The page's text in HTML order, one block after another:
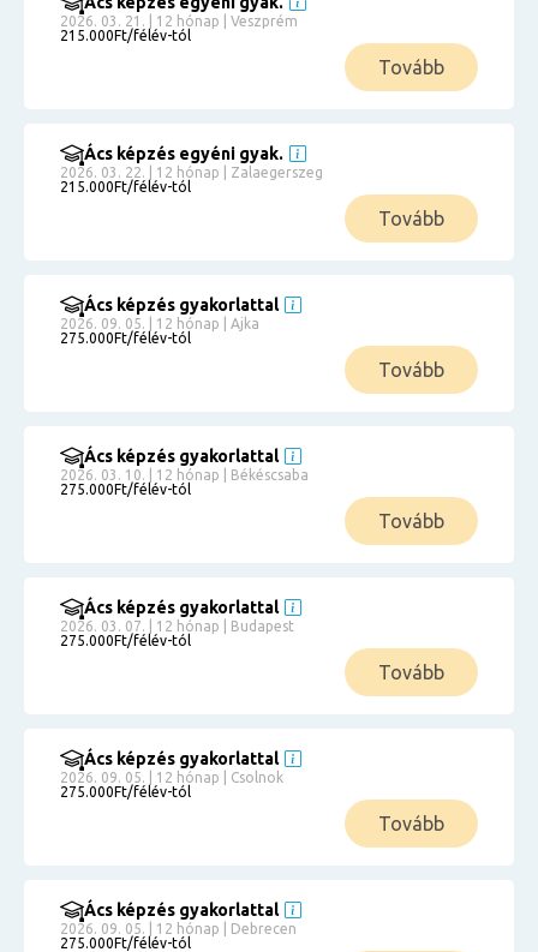
2026. 03. 21. | 12 hónap | Veszprém
215.000Ft/félév-tól
Tovább
Ács képzés egyéni gyak.
2026. 03. 22. | 12 hónap | Zalaegerszeg
215.000Ft/félév-tól
Tovább
Ács képzés gyakorlattal
2026. 09. 05. | 12 hónap | Ajka
275.000Ft/félév-tól
Tovább
Ács képzés gyakorlattal
2026. 03. 10. | 12 hónap | Békéscsaba
275.000Ft/félév-tól
Tovább
Ács képzés gyakorlattal
2026. 03. 07. | 12 hónap | Budapest
275.000Ft/félév-tól
Tovább
Ács képzés gyakorlattal
2026. 09. 05. | 12 hónap | Csolnok
275.000Ft/félév-tól
Tovább
Ács képzés gyakorlattal
2026. 09. 05. | 12 hónap | Debrecen
275.000Ft/félév-tól